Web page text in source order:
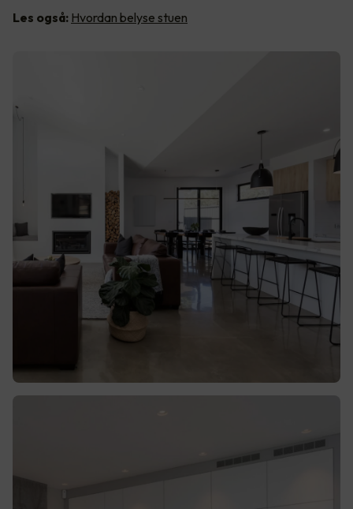
Les også: Hvordan belyse stuen